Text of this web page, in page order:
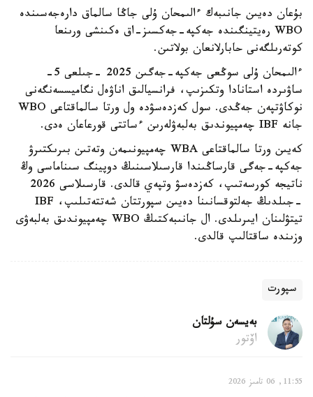
بۇعان دەيىن جانىبەك ءالىمحان ۇلى جاڭا سالماق دارەجەسىندە
WBO رەيتينگىندە جەكپە-جەكسىز-اق ەكىنشى ورىنعا
كوتەرىلگەنى حابارلانعان بولاتىن.
ءالىمحان ۇلى سوڭعى جەكپە-جەگىن 2025 -جىلعى 5-
ساۋىردە استانادا وتكىزىپ، فرانسيالىق اناۋەل نگاميسسەنگەنى
نوكاۋتپەن جەڭدى. سول كەزدەسۋدە ول ورتا سالماقتاعى WBO
جانە IBF چەمپيوندىق بەلبەۋلەرىن ءساتتى قورعاعان ەدى.
كەيىن ورتا سالماقتاعى WBA چەمپيونىمەن وتەتىن بىرىكتىرۋ
جەكپە-جەگى قارساڭىندا قارسىلاسىنىڭ دوپينگ سىناماسى وڭ
ناتيجە كورسەتىپ، كەزدەسۋ وتپەي قالدى. قارسىلاسى 2026
-جىلدىڭ جەلتوقسانىنا دەيىن سپورتتان شەتتەتىلىپ، IBF
تيتۋلىنان ايىرىلدى. ال جانىبەكتىڭ WBO چەمپيوندىق بەلبەۋى
وزىندە ساقتالىپ قالدى.
سپورت
بەيسەن سۇلتان
اۆتور
11:55, 06 تامىز 2026